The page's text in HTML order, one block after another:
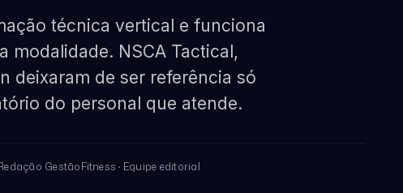
técnica vertical e funciona
modalidade. NSCA Tactical,
deixaram de ser referência só
do personal que atende.
GestãoFitness · Equipe editorial